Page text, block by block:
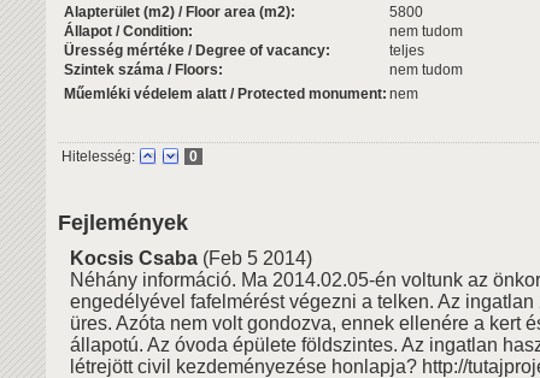
Alapterület (m2) / Floor area (m2):
5800
Állapot / Condition:
nem tudom
Üresség mértéke / Degree of vacancy:
teljes
Szintek száma / Floors:
nem tudom
Műemléki védelem alatt / Protected monument: nem
Hitelesség: 0
Fejlemények
Kocsis Csaba (Feb 5 2014)
Néhány információ. Ma 2014.02.05-én voltunk az
engedélyével fafelmérést végezni a telken. Az ingatlan
üres. Azóta nem volt gondozva, ennek ellenére a kert
állapotú. Az óvoda épülete földszintes. Az ingatlan
létrejött civil kezdeményezése honlapja? http://